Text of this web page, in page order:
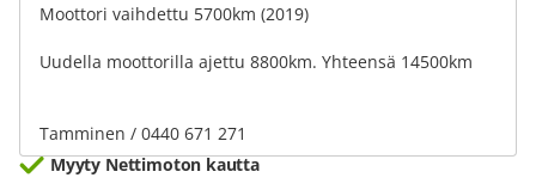
Moottori vaihdettu 5700km (2019)
Uudella moottorilla ajettu 8800km. Yhteensä 14500km
Tamminen / 0440 671 271
Myyty Nettimoton kautta